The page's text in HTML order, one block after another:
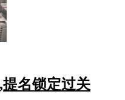
名锁定过关